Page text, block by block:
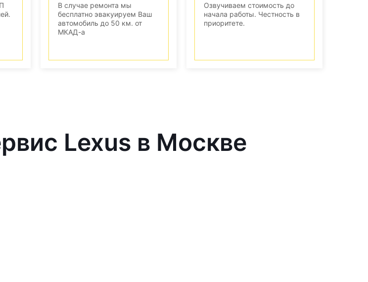
В случае ремонта мы
бесплатно эвакуируем Ваш
автомобиль до 50 км. от
МКАД-а
Озвучиваем стоимость до
начала работы. Честность в
приоритете.
Lexus в Москве